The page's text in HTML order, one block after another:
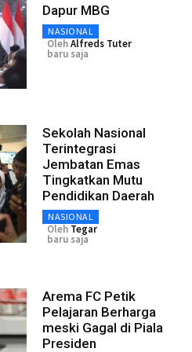
Dapur MBG
NASIONAL
OlehAlfreds Tuter
baru saja
Sekolah Nasional
Terintegrasi
Jembatan Emas
Tingkatkan Mutu
Pendidikan Daerah
NASIONAL
Oleh Tegar
baru saja
Arema FC Petik
Pelajaran Berharga
meski Gagal di Piala
Presiden